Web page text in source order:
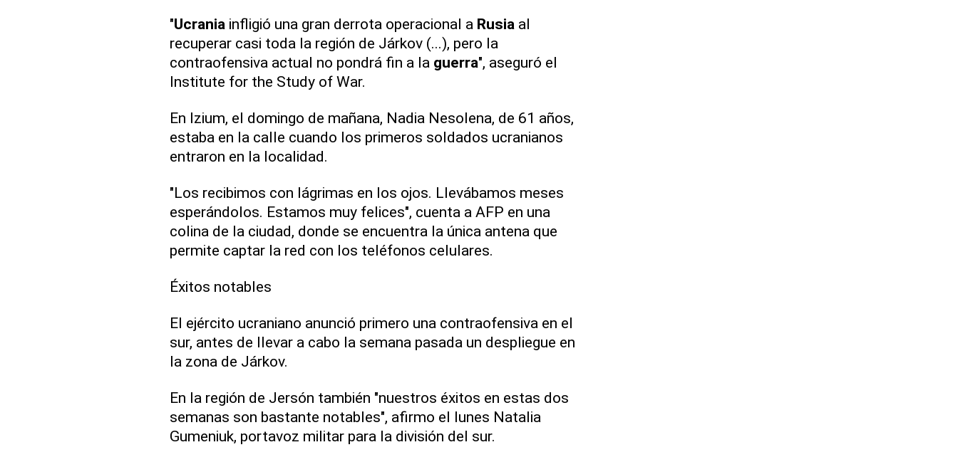
"Ucrania infligió una gran derrota operacional a Rusia al
recuperar casi toda la región de Járkov (...), pero la
contraofensiva actual no pondrá fin a la guerra", aseguró el
Institute for the Study of War.
En Izium, el domingo de mañana, Nadia Nesolena, de 61 años,
estaba en la calle cuando los primeros soldados ucranianos
entraron en la localidad.
"Los recibimos con lágrimas en los ojos. Llevábamos meses
esperándolos. Estamos muy felices", cuenta a AFP en una
colina de la ciudad, donde se encuentra la única antena que
permite captar la red con los teléfonos celulares.
Éxitos notables
El ejército ucraniano anunció primero una contraofensiva en el
sur, antes de llevar a cabo la semana pasada un despliegue en
la zona de Járkov.
En la región de Jersón también "nuestros éxitos en estas dos
semanas son bastante notables", afirmo el lunes Natalia
Gumeniuk, portavoz militar para la división del sur.